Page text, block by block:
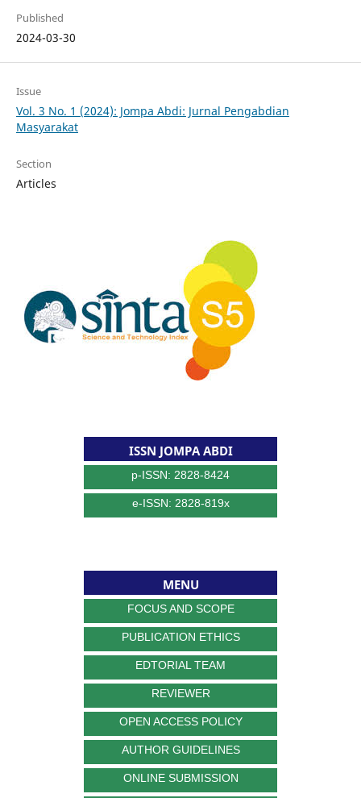
Published
2024-03-30
Issue
Vol. 3 No. 1 (2024): Jompa Abdi: Jurnal Pengabdian
Masyarakat
Section
Articles
ISSN JOMPA ABDI
p-ISSN: 2828-8424
e-ISSN: 2828-819x
MENU
FOCUS AND SCOPE
PUBLICATION ETHICS
EDTORIAL TEAM
REVIEWER
OPEN ACCESS POLICY
AUTHOR GUIDELINES
ONLINE SUBMISSION